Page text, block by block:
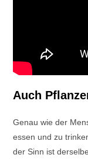
Auch
Genau wie der
essen und zu
der Sinn ist derselbe.